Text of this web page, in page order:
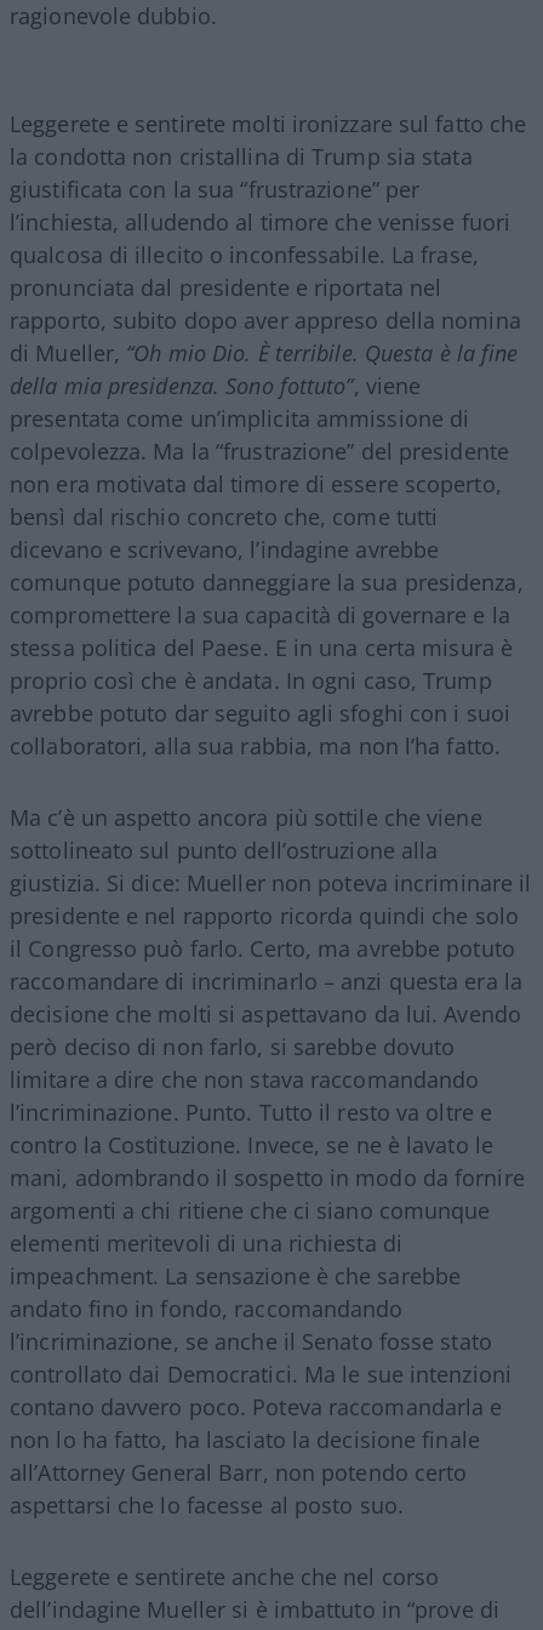
ragionevole dubbio.
Leggerete e sentirete molti ironizzare sul fatto che
la condotta non cristallina di Trump sia stata
giustificata con la sua “frustrazione” per
l’inchiesta, alludendo al timore che venisse fuori
qualcosa di illecito o inconfessabile. La frase,
pronunciata dal presidente e riportata nel
rapporto, subito dopo aver appreso della nomina
di Mueller, “Oh mio Dio. È terribile. Questa è la fine
della mia presidenza. Sono fottuto”, viene
presentata come un’implicita ammissione di
colpevolezza. Ma la “frustrazione” del presidente
non era motivata dal timore di essere scoperto,
bensì dal rischio concreto che, come tutti
dicevano e scrivevano, l’indagine avrebbe
comunque potuto danneggiare la sua presidenza,
compromettere la sua capacità di governare e la
stessa politica del Paese. E in una certa misura è
proprio così che è andata. In ogni caso, Trump
avrebbe potuto dar seguito agli sfoghi con i suoi
collaboratori, alla sua rabbia, ma non l’ha fatto.
Ma c’è un aspetto ancora più sottile che viene
sottolineato sul punto dell’ostruzione alla
giustizia. Si dice: Mueller non poteva incriminare il
presidente e nel rapporto ricorda quindi che solo
il Congresso può farlo. Certo, ma avrebbe potuto
raccomandare di incriminarlo – anzi questa era la
decisione che molti si aspettavano da lui. Avendo
però deciso di non farlo, si sarebbe dovuto
limitare a dire che non stava raccomandando
l’incriminazione. Punto. Tutto il resto va oltre e
contro la Costituzione. Invece, se ne è lavato le
mani, adombrando il sospetto in modo da fornire
argomenti a chi ritiene che ci siano comunque
elementi meritevoli di una richiesta di
impeachment. La sensazione è che sarebbe
andato fino in fondo, raccomandando
l’incriminazione, se anche il Senato fosse stato
controllato dai Democratici. Ma le sue intenzioni
contano davvero poco. Poteva raccomandarla e
non lo ha fatto, ha lasciato la decisione finale
all’Attorney General Barr, non potendo certo
aspettarsi che lo facesse al posto suo.
Leggerete e sentirete anche che nel corso
dell’indagine Mueller si è imbattuto in “prove di